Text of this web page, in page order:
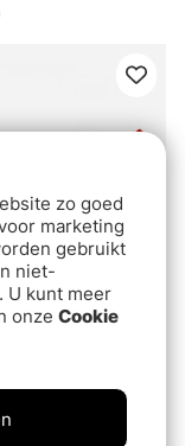
(6)4.2 uit 5
Double
zo goed
marketing
gebruikt
niet-
U kunt meer
onze Cookie